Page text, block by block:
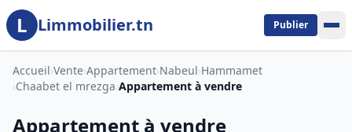
Aller au contenu principal
L Limmobilier.tn Publier
Accueil›Vente›Appartement›Nabeul›Hammamet
›Chaabet el mrezga›Appartement à vendre
Appartement à vendre